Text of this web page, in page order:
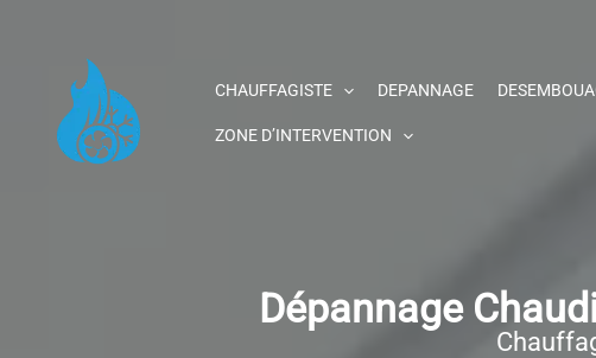
contenu
CHAUFFAGISTE DEPANNAGE
ZONE D’INTERVENTION
Dépannage